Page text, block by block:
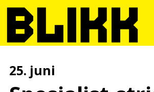
25. juni